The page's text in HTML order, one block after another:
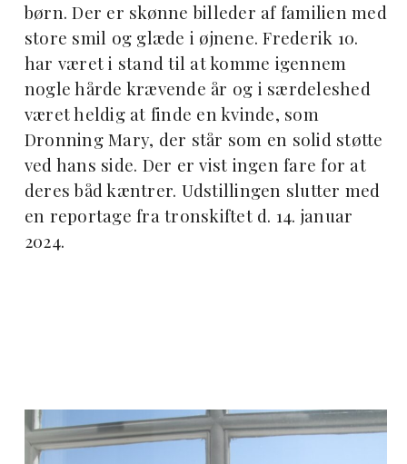
børn. Der er skønne billeder af familien med
store smil og glæde i øjnene. Frederik 10.
har været i stand til at komme igennem
nogle hårde krævende år og i særdeleshed
været heldig at finde en kvinde, som
Dronning Mary, der står som en solid støtte
ved hans side. Der er vist ingen fare for at
deres båd kæntrer. Udstillingen slutter med
en reportage fra tronskiftet d. 14. januar
2024.